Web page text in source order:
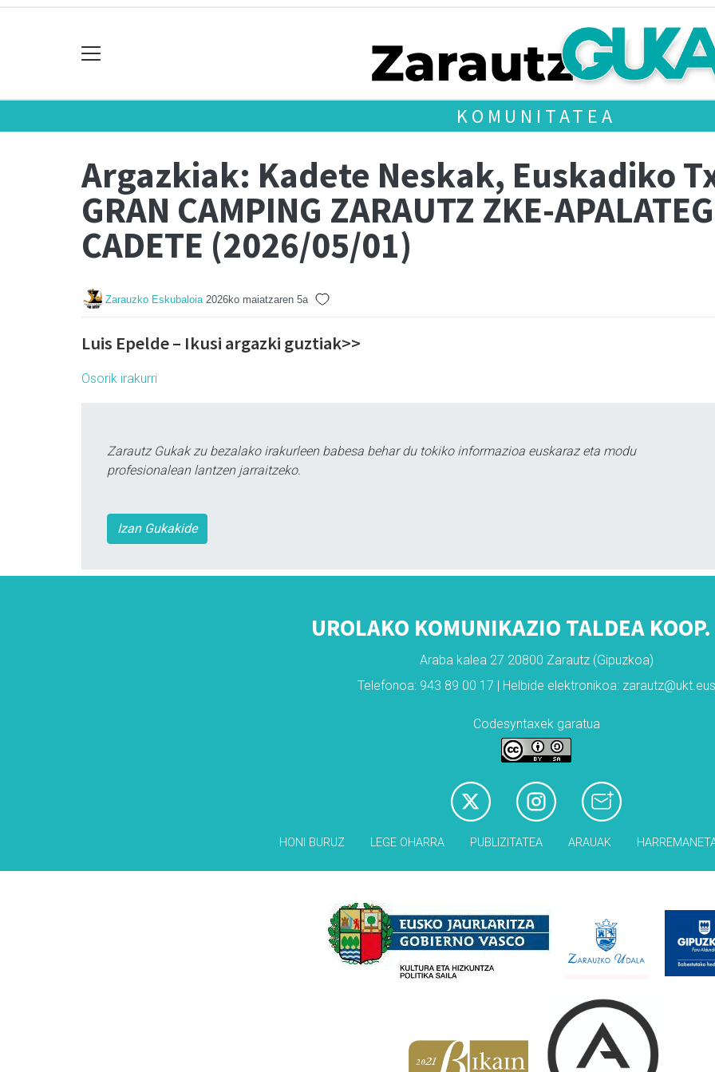
KOMUNITATEA
Argazkiak: Kadete Neskak, Euskadiko
GRAN CAMPING ZARAUTZ ZKE-
CADETE (2026/05/01)
Zarauzko Eskubaloia 2026ko maiatzaren 5a
Luis Epelde – Ikusi argazki guztiak>>
Osorik irakurri
Zarautz Gukak zu bezalako irakurleen babesa behar du tokiko informazioa euskaraz eta modu
profesionalean lantzen jarraitzeko.
Izan Gukakide
UROLAKO KOMUNIKAZIO TALDEA
Araba kalea 27 20800 Zarautz (Gipuzkoa)
Telefonoa: 943 89 00 17 | Helbide elektronikoa: zarautz@ukt.eus
Codesyntaxek garatua
HONI BURUZ LEGE OHARRA PUBLIZITATEA ARAUAK